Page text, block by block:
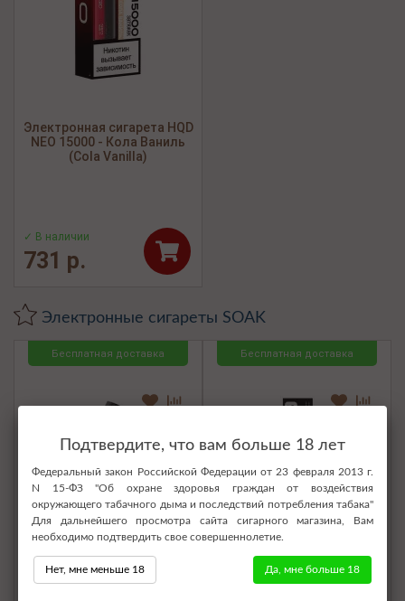
Электронная сигарета HQD
NEO 15000 - Кола Ваниль
(Cola Vanilla)
✓ В наличии
731 р.
Электронные сигареты SOAK
Бесплатная доставка Бесплатная доставка
Подтвердите, что вам больше 18 лет
Федеральный закон Российской Федерации от 23 февраля 2013 г.
N 15-ФЗ "Об охране здоровья граждан от воздействия
окружающего табачного дыма и последствий потребления табака"
Для дальнейшего просмотра сайта сигарного магазина, Вам
необходимо подтвердить свое совершеннолетие.
Нет, мне меньше 18 Да, мне больше 18